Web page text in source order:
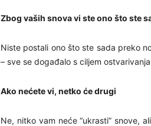
Zbog vaših snova vi ste ono što ste
Niste postali ono što ste sada preko
– sve se događalo s ciljem
Ako nećete vi, netko će drugi
Ne, nitko vam neće “ukrasti” snove,